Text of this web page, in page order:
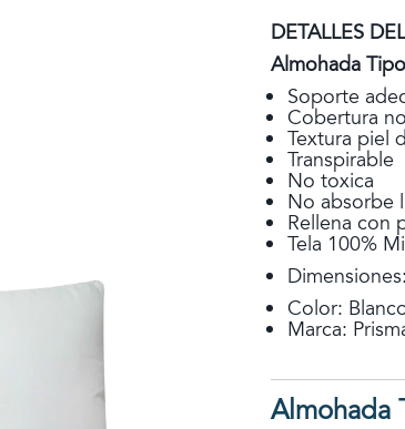
DETALLES
Almohada
Soporte
Cobertura
Textura piel
Transpirable
No toxica
No absorbe
Rellena con
Tela 100%
Color:
Marca:
Almohada